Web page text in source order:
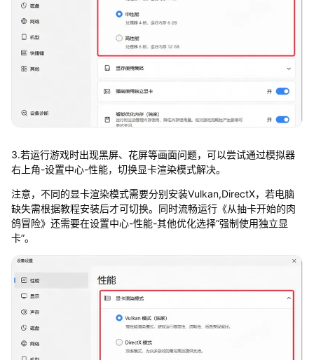
3.若运行游戏时出现黑屏、花屏等画面问题，可以尝试通过模拟器
右上角-设置中心-性能，切换显卡渲染模式解决。
注意，不同的显卡渲染模式需要分别安装Vulkan,DirectX，若电脑
缺失需根据教程安装后才可切换。同时流畅运行《从抽卡开始的肉
鸽冒险》还需要在设置中心-性能-其他优化选择“强制使用独立显
卡”。